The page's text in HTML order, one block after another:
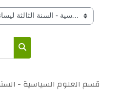
Rechercher des cours
قسم العلوم السياسية -